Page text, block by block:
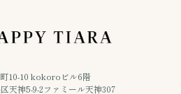
10-10 kokoroビル6階
天神5-9-2ファミール天神307